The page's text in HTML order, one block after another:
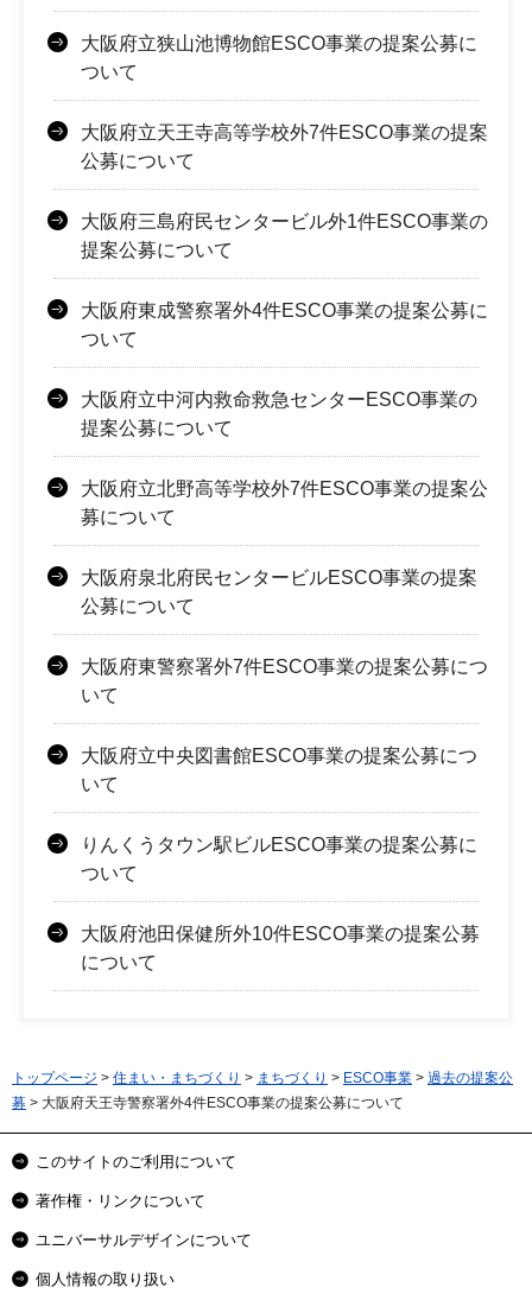
大阪府立狭山池博物館ESCO事業の提案公募に
ついて
大阪府立天王寺高等学校外7件ESCO事業の提案
公募について
大阪府三島府民センタービル外1件ESCO事業の
提案公募について
大阪府東成警察署外4件ESCO事業の提案公募に
ついて
大阪府立中河内救命救急センターESCO事業の
提案公募について
大阪府立北野高等学校外7件ESCO事業の提案公
募について
大阪府泉北府民センタービルESCO事業の提案
公募について
大阪府東警察署外7件ESCO事業の提案公募につ
いて
大阪府立中央図書館ESCO事業の提案公募につ
いて
りんくうタウン駅ビルESCO事業の提案公募に
ついて
大阪府池田保健所外10件ESCO事業の提案公募
について
トップページ > 住まい・まちづくり > まちづくり > ESCO事業 > 過去の提案公
募 > 大阪府天王寺警察署外4件ESCO事業の提案公募について
このサイトのご利用について
著作権・リンクについて
ユニバーサルデザインについて
個人情報の取り扱い